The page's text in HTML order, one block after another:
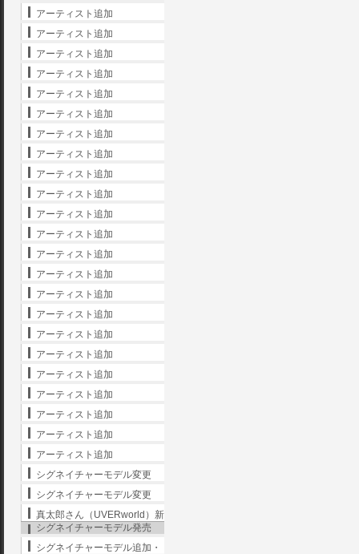
アーティスト追加
アーティスト追加
アーティスト追加
アーティスト追加
アーティスト追加
アーティスト追加
アーティスト追加
アーティスト追加
アーティスト追加
アーティスト追加
アーティスト追加
アーティスト追加
アーティスト追加
アーティスト追加
アーティスト追加
アーティスト追加
アーティスト追加
アーティスト追加
アーティスト追加
アーティスト追加
アーティスト追加
アーティスト追加
アーティスト追加
シグネイチャーモデル変更
シグネイチャーモデル変更
真太郎さん（UVERworld）新
シグネイチャーモデル発売
シグネイチャーモデル追加・